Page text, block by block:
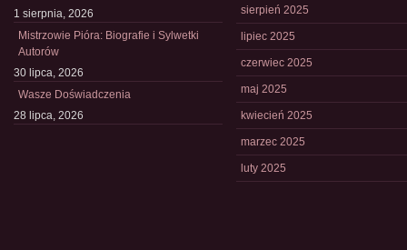
1 sierpnia, 2026
Mistrzowie Pióra: Biografie i Sylwetki
Autorów
30 lipca, 2026
Wasze Doświadczenia
28 lipca, 2026
sierpień 2025
lipiec 2025
czerwiec 2025
maj 2025
kwiecień 2025
marzec 2025
luty 2025